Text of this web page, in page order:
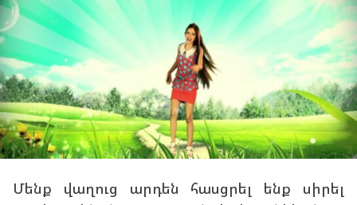
ա
ր
ի
a
g
o
Մենք վաղուց արդեն հասցրել ենք սիրել